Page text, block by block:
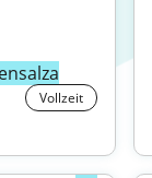
Vollzeit